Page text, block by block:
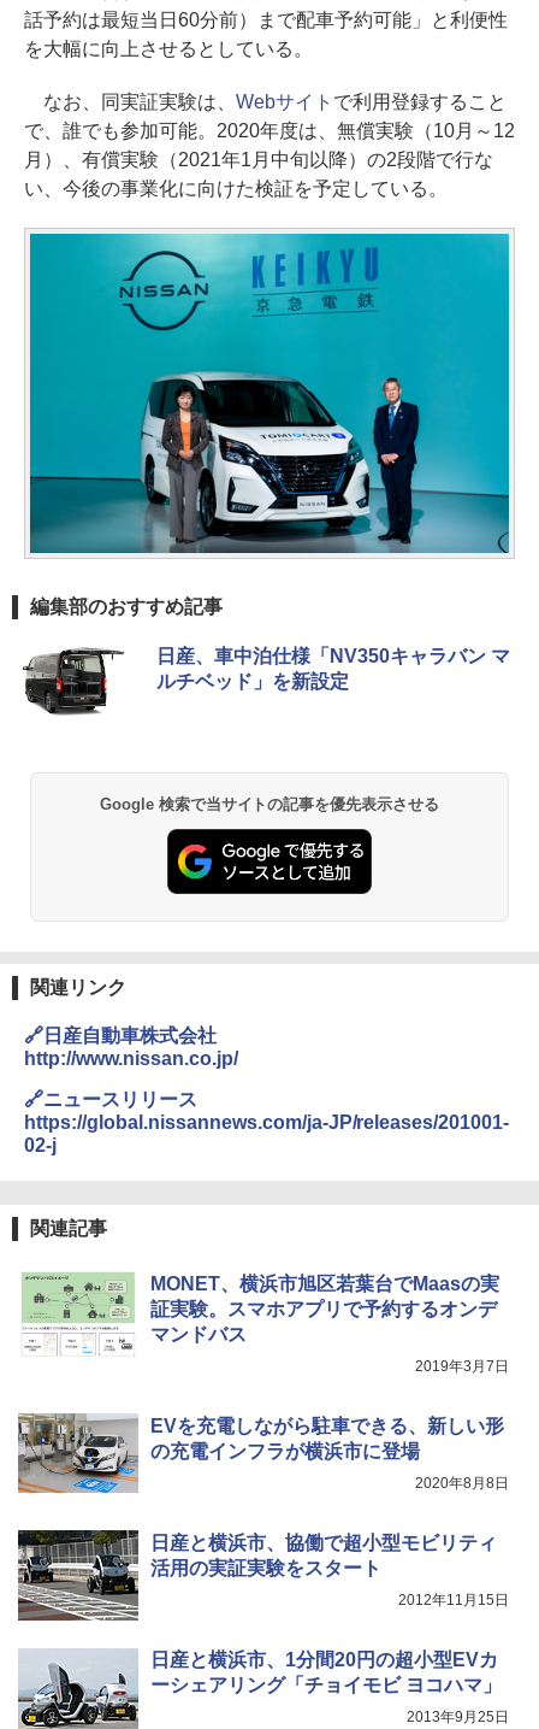
話予約は最短当日60分前）まで配車予約可能」と利便性
を大幅に向上させるとしている。
なお、同実証実験は、 Webサイト で利用登録すること
で、誰でも参加可能。2020年度は、無償実験（10月～12
月）、有償実験（2021年1月中旬以降）の2段階で行な
い、今後の事業化に向けた検証を予定している。
編集部のおすすめ記事
日産、車中泊仕様「NV350キャラバン マ
ルチベッド」を新設定
Google 検索で当サイトの記事を優先表示させる
関連リンク
🔗日産自動車株式会社
http://www.nissan.co.jp/
🔗ニュースリリース
https://global.nissannews.com/ja-JP/releases/201001-
02-j
関連記事
MONET、横浜市旭区若葉台でMaasの実
証実験。スマホアプリで予約するオンデ
マンドバス
2019年3月7日
EVを充電しながら駐車できる、新しい形
の充電インフラが横浜市に登場
2020年8月8日
日産と横浜市、協働で超小型モビリティ
活用の実証実験をスタート
2012年11月15日
日産と横浜市、1分間20円の超小型EVカ
ーシェアリング「チョイモビ ヨコハマ」
2013年9月25日